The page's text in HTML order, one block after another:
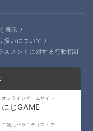
表示 /
扱いについて /
スメントに対する行動指針
オンラインゲームサイト
にじGAME
二次元バラエティストア